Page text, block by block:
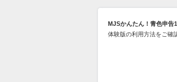
MJSかんたん！青色申告
体験版の利用方法をご確